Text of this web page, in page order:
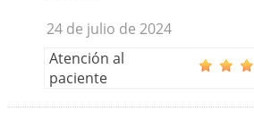
24 de julio de 2024
Atención al
paciente